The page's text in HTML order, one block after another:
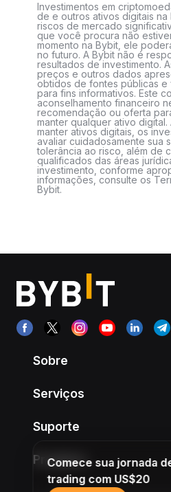
Investimentos em
de e outros ativos digitais na
riscos de mercado
que você procura não
momento na Bybit, ele
no futuro. A Bybit não é
resultados de investimento.
preços e outros dados
obtidos de fontes públicas e
para fins informativos. Este
aconselhamento financeiro
recomendação ou oferta
manter qualquer ativo
manter ativos digitais, os
avaliar cuidadosamente sua
tolerância ao risco, além de
qualificados das áreas
investimento, conforme
informações, consulte os
Bybit.
Sobre
Serviços
Suporte
Produtos
Comece sua jornada
trading com US$20